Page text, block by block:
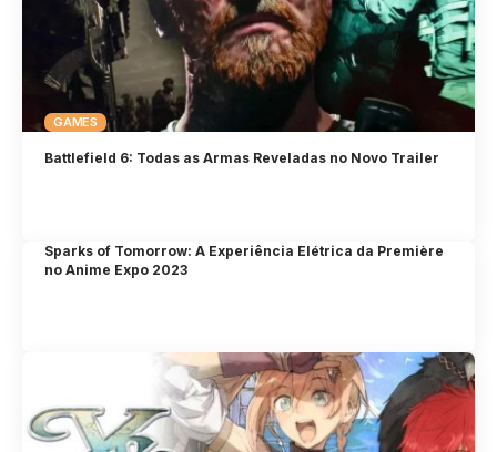
GAMES
Battlefield 6: Todas as Armas Reveladas no Novo Trailer
Sparks of Tomorrow: A Experiência Elétrica da Première
no Anime Expo 2023